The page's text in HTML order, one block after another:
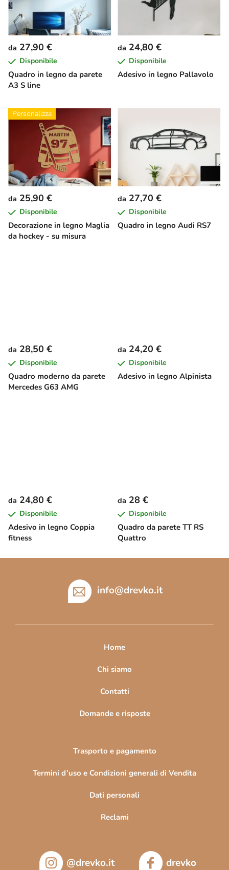
Quadro in legno da parete
A3 S line
da 27,90 €
Disponibile
Adesivo in legno Pallavolo
da 24,80 €
Disponibile
Personalizza
Decorazione in legno Maglia
da hockey - su misura
da 25,90 €
Disponibile
Quadro in legno Audi RS7
da 27,70 €
Disponibile
Quadro moderno da parete
Mercedes G63 AMG
da 28,50 €
Disponibile
Adesivo in legno Alpinista
da 24,20 €
Disponibile
Adesivo in legno Coppia
fitness
da 24,80 €
Disponibile
Quadro da parete TT RS
Quattro
da 28 €
Disponibile
info@drevko.it
Home
Chi siamo
Contatti
Domande e risposte
Trasporto e pagamento
Termini d’uso e Condizioni generali di Vendita
Dati personali
Reclami
@drevko.it drevko